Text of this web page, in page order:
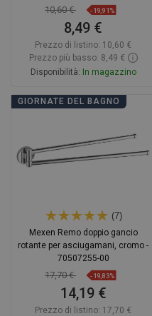
10,60 € -19,91%
8,49 €
Prezzo di listino: 10,60 €
Prezzo più basso: 8,49 €
Disponibilità: In magazzino
Aggiungi al carrello
GIORNATE DEL BAGNO
(7)
Mexen Remo doppio gancio
rotante per asciugamani, cromo -
70507255-00
17,70 € -19,83%
14,19 €
Prezzo di listino: 17,70 €